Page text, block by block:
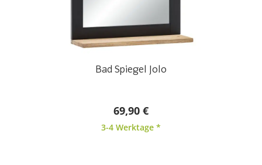
Bad Spiegel Jolo
69,90 €
3-4 Werktage *